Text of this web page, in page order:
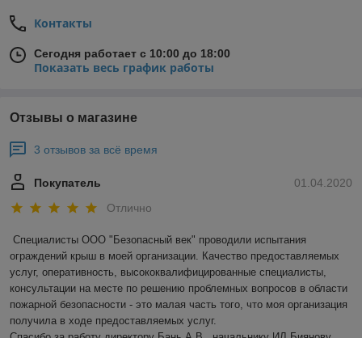
Контакты
Сегодня работает с 10:00 до 18:00
Показать весь график работы
Отзывы о магазине
3 отзывов за всё время
01.04.2020
Покупатель
Отлично
Специалисты ООО "Безопасный век" проводили испытания
ограждений крыш в моей организации. Качество предоставляемых
услуг, оперативность, высококвалифицированные специалисты,
консультации на месте по решению проблемных вопросов в области
пожарной безопасности - это малая часть того, что моя организация
получила в ходе предоставляемых услуг.